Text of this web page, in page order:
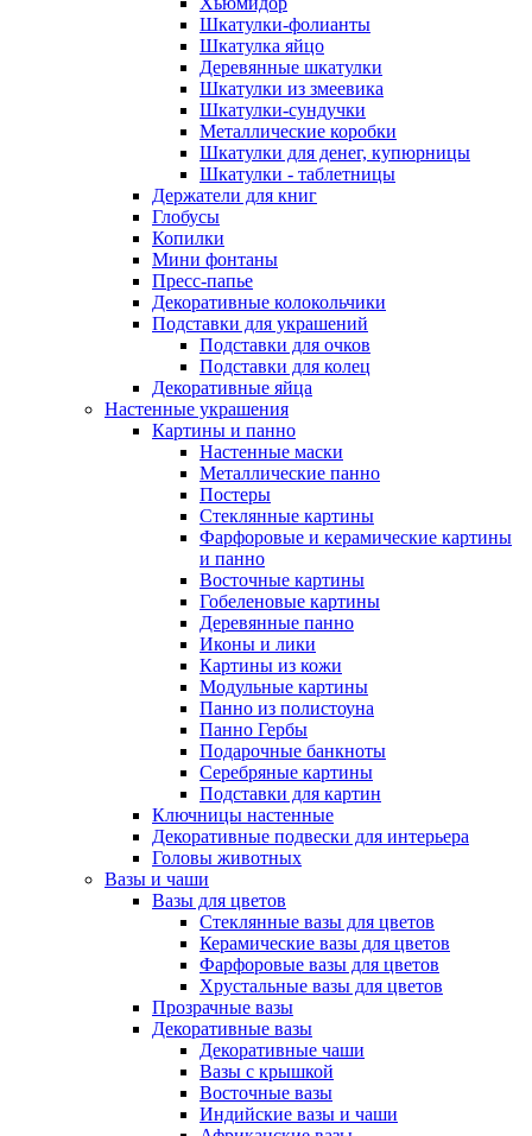
Шкатулки-фолианты
Шкатулка яйцо
Деревянные шкатулки
Шкатулки из змеевика
Шкатулки-сундучки
Металлические коробки
Шкатулки для денег, купюрницы
Шкатулки - таблетницы
Держатели для книг
Глобусы
Копилки
Мини фонтаны
Пресс-папье
Декоративные колокольчики
Подставки для украшений
Подставки для очков
Подставки для колец
Декоративные яйца
Настенные украшения
Картины и панно
Настенные маски
Металлические панно
Постеры
Стеклянные картины
Фарфоровые и керамические картины
и панно
Восточные картины
Гобеленовые картины
Деревянные панно
Иконы и лики
Картины из кожи
Модульные картины
Панно из полистоуна
Панно Гербы
Подарочные банкноты
Серебряные картины
Подставки для картин
Ключницы настенные
Декоративные подвески для интерьера
Головы животных
Вазы и чаши
Вазы для цветов
Стеклянные вазы для цветов
Керамические вазы для цветов
Фарфоровые вазы для цветов
Хрустальные вазы для цветов
Прозрачные вазы
Декоративные вазы
Декоративные чаши
Вазы с крышкой
Восточные вазы
Индийские вазы и чаши